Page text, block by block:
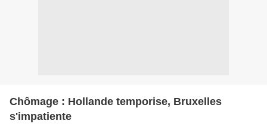
Chômage : Hollande temporise, Bruxelles
s'impatiente